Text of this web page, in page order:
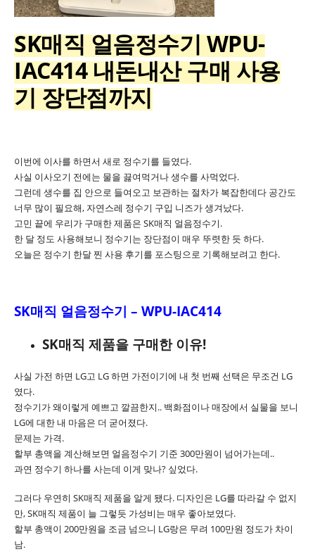
SK매직 얼음정수기 WPU-
IAC414 내돈내산 구매 사용
기 장단점까지
이번에 이사를 하면서 새로 정수기를 들였다.
사실 이사오기 전에는 물을 끓여먹거나 생수를 사먹었다.
그런데 생수를 집 안으로 들여오고 보관하는 절차가 복잡한데다 공간도
너무 많이 필요해, 자연스레 정수기 구입 니즈가 생겨났다.
고민 끝에 우리가 구매한 제품은 SK매직 얼음정수기.
한 달 정도 사용해보니 정수기는 장단점이 매우 뚜렷한 듯 하다.
오늘은 정수기 한달 찐 사용 후기를 포스팅으로 기록해보려고 한다.
SK매직 얼음정수기 – WPU-IAC414
SK매직 제품을 구매한 이유!
사실 가전 하면 LG고 LG 하면 가전이기에 내 첫 번째 선택은 무조건 LG
였다.
정수기가 왜이렇게 예쁘고 깔끔한지.. 백화점이나 매장에서 실물을 보니
LG에 대한 내 마음은 더 굳어졌다.
문제는 가격.
할부 총액을 계산해보면 얼음정수기 기준 300만원이 넘어가는데..
과연 정수기 하나를 사는데 이게 맞나? 싶었다.
그러다 우연히 SK매직 제품을 알게 됐다. 디자인은 LG를 따라갈 수 없지
만, SK매직 제품이 늘 그렇듯 가성비는 매우 좋아보였다.
할부 총액이 200만원을 조금 넘으니 LG랑은 무려 100만원 정도가 차이
남.